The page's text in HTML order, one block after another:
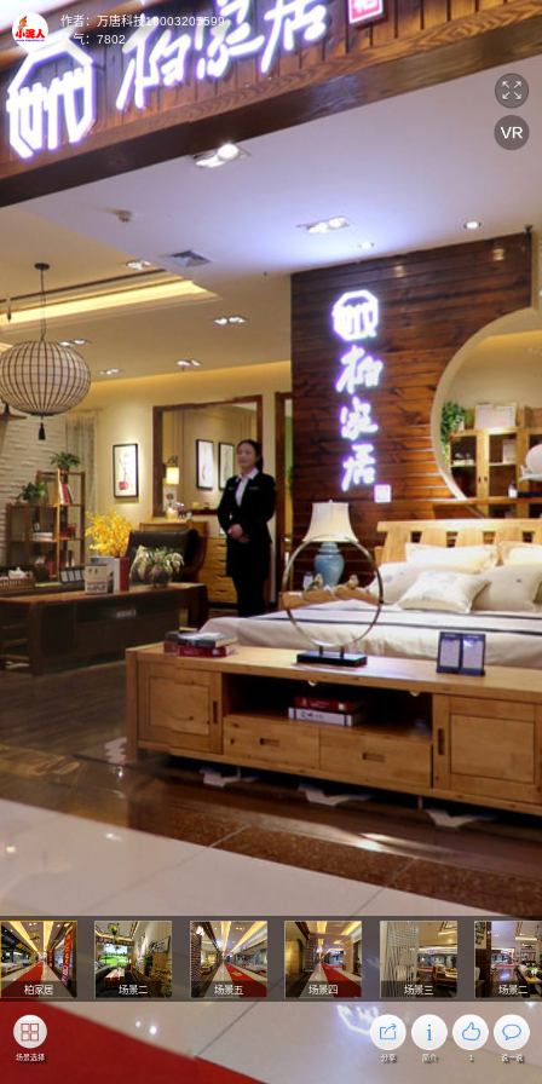
柏家居 场景二 场景五 场景四 场景三 场景二
作者：万唐科技18003205599
人气： 7802
分享 简介 1 说一说
场景选择